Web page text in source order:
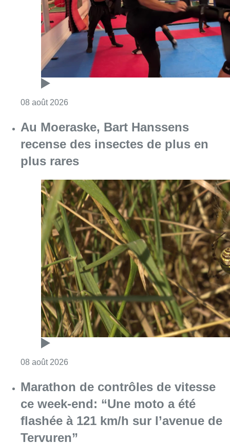
08 août 2026
Au Moeraske, Bart Hanssens
recense des insectes de plus en
plus rares
08 août 2026
Marathon de contrôles de vitesse
ce week-end: “Une moto a été
flashée à 121 km/h sur l’avenue de
Tervuren”